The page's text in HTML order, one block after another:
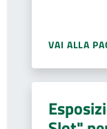
VAI ALLA